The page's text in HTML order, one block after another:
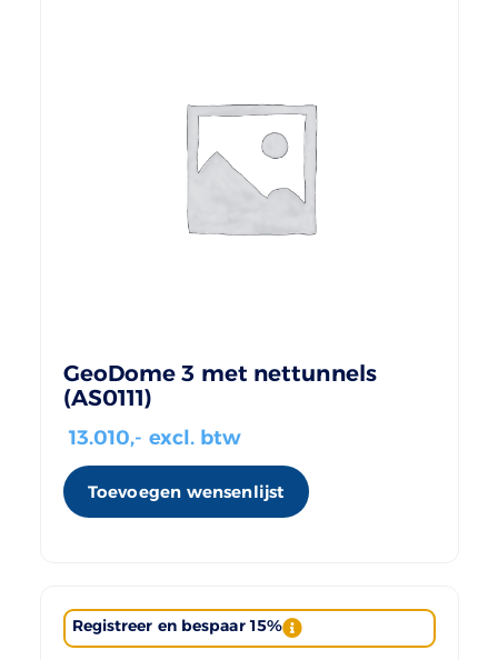
GeoDome 3 met nettunnels
(AS0111)
13.010,- excl. btw
Toevoegen wensenlijst
Registreer en bespaar 15%